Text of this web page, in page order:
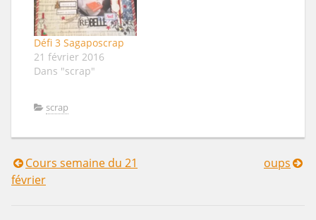
Défi 3 Sagaposcrap
21 février 2016
Dans "scrap"
scrap
Navigation
Cours semaine du 21
février
oups